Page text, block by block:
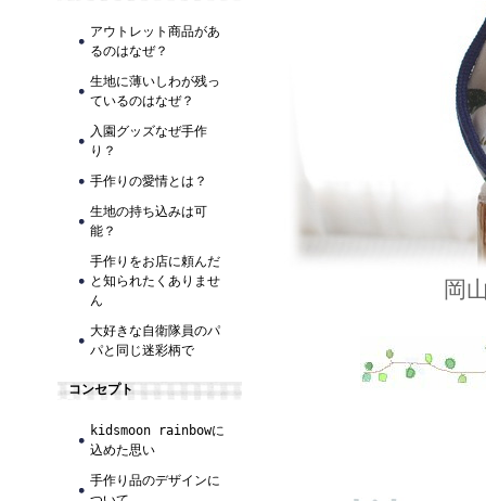
アウトレット商品があ
るのはなぜ？
生地に薄いしわが残っ
ているのはなぜ？
入園グッズなぜ手作
り？
手作りの愛情とは？
生地の持ち込みは可
能？
手作りをお店に頼んだ
と知られたくありませ
ん
大好きな自衛隊員のパ
パと同じ迷彩柄で
コンセプト
kidsmoon rainbowに
込めた思い
手作り品のデザインに
岡